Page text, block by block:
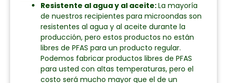
Resistente al agua y al aceite:La mayoría
de nuestros recipientes para microondas son
resistentes al agua y al aceite durante la
producción, pero estos productos no están
libres de PFAS para un producto regular.
Podemos fabricar productos libres de PFAS
para usted con altas temperaturas, pero el
costo será mucho mayor que el de un